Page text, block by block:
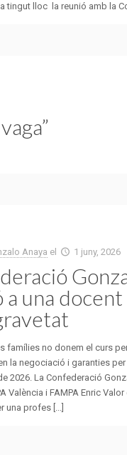
tingut lloc la reunió amb la
Anaya el 1 juny, 2026
a una
famílies no donem el curs
la negociació i garanties
2026. La Confederació
València i FAMPA Enric
una profes [...]